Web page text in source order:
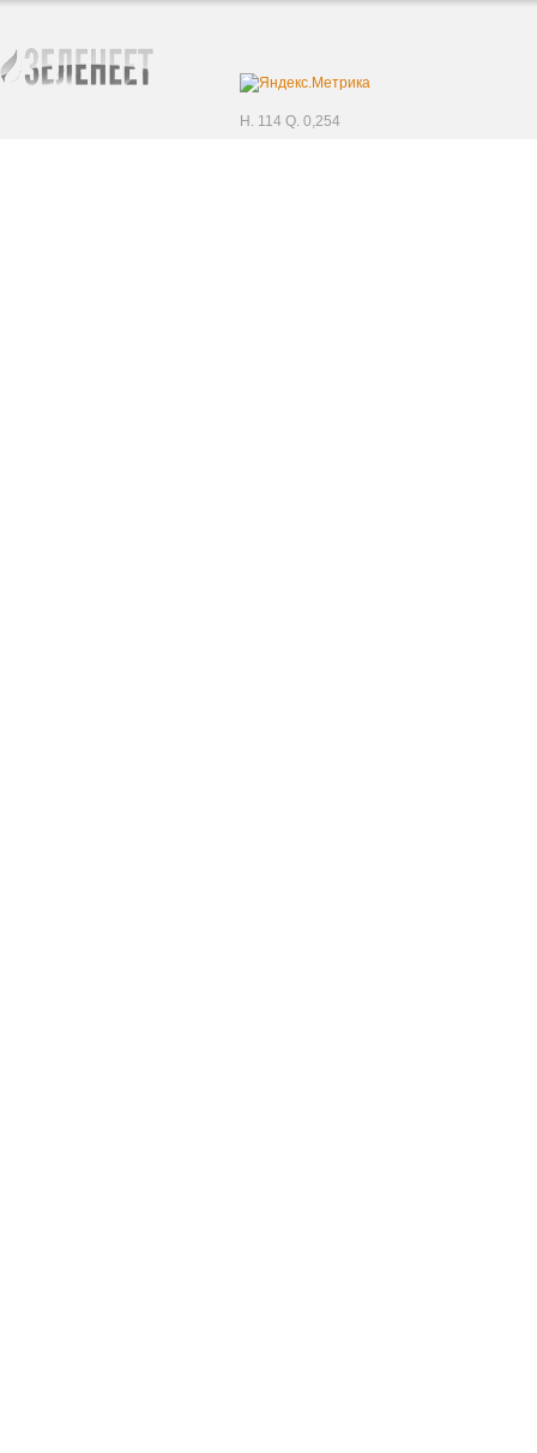
H. 114 Q. 0,254